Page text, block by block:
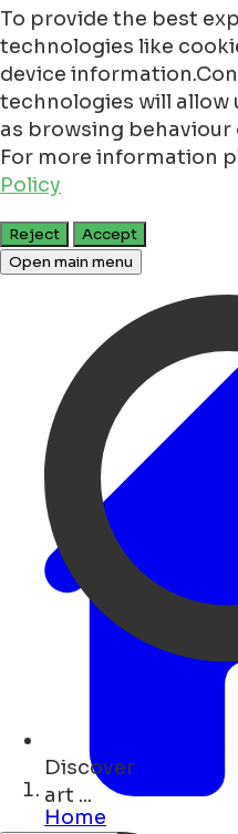
To provide the best
technologies like
device
technologies will allow
as browsing behaviour
For more information
Policy
Reject
Accept
Open main menu
Discover
shops ...
Home